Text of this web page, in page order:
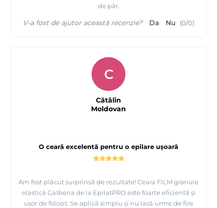
de păr.
V-a fost de ajutor această recenzie? Da Nu (0/0)
O ceară excelentă pentru o epilare ușoară
Am fost plăcut surprinsă de rezultate! Ceara FILM granule
elastică Galbena de la EpilatPRO este foarte eficientă și
ușor de folosit. Se aplică simplu și nu lasă urme de fire
C
Cătălin
Moldovan